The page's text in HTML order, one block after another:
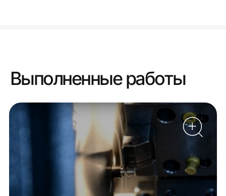
Выполненные работы